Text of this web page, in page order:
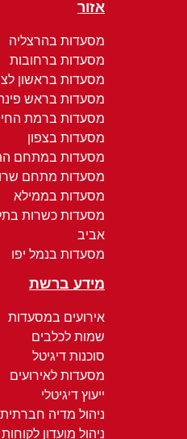
אזור
מסעדות בהרצליה
מסעדות ברחובות
מסעדות בראשון
מסעדות בראש
מסעדות ברמת
מסעדות בצפון
מסעדות במתחם
מסעדות מתחם
מסעדות בממילא
מסעדות כשרות
אביב
מסעדות בנמל יפו
מידע ברשת
אירועים במסעדות
שמות לכלבים
סוכנות דיגיטל
מסעדות לאירועים
ייעוץ דיגיטלי
ניהול מדיה חברתית
ניהול מועדון לקוחות